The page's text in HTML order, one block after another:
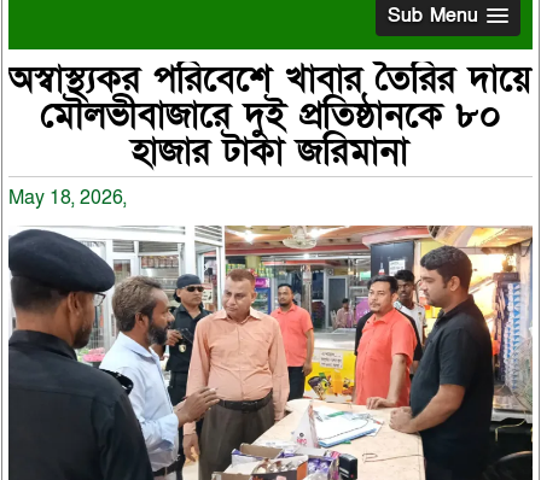
Sub Menu
অস্বাস্থ্যকর পরিবেশে খাবার তৈরির দায়ে
মৌলভীবাজারে দুই প্রতিষ্ঠানকে ৮০
হাজার টাকা জরিমানা
May 18, 2026,